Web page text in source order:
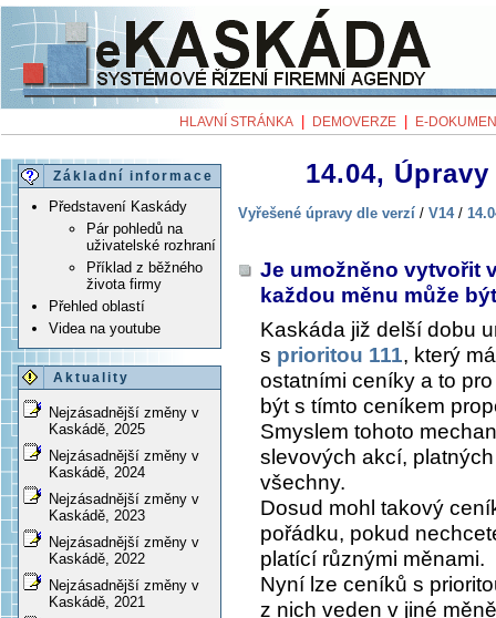
HLAVNÍ STRÁNKA DEMOVERZE E-
Základní informace
Představení Kaskády
Pár pohledů na
uživatelské rozhraní
Příklad z běžného
života firmy
Přehled oblastí
Videa na youtube
Aktuality
Nejzásadnější změny v
Kaskádě, 2025
Nejzásadnější změny v
Kaskádě, 2024
Nejzásadnější změny v
Kaskádě, 2023
Nejzásadnější změny v
Kaskádě, 2022
Nejzásadnější změny v
Kaskádě, 2021
14.04,
Vyřešené úpravy dle verzí / V14/
Je umožněno vytvořit
každou měnu může
Kaskáda již delší dobu
s prioritou 111, který
ostatními ceníky a to
být s tímto ceníkem
Smyslem tohoto
slevových akcí,
všechny.
Dosud mohl takový
pořádku, pokud
platící různými měnami.
Nyní lze ceníků s
z nich veden v jiné